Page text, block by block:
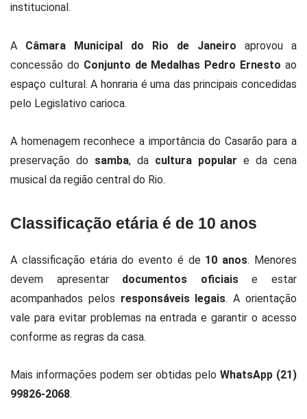
institucional.
A Câmara Municipal do Rio de Janeiro aprovou a
concessão do Conjunto de Medalhas Pedro Ernesto ao
espaço cultural. A honraria é uma das principais concedidas
pelo Legislativo carioca.
A homenagem reconhece a importância do Casarão para a
preservação do samba, da cultura popular e da cena
musical da região central do Rio.
Classificação etária é de 10 anos
A classificação etária do evento é de 10 anos. Menores
devem apresentar documentos oficiaise estar
acompanhados pelos responsáveis legais. A orientação
vale para evitar problemas na entrada e garantir o acesso
conforme as regras da casa.
Mais informações podem ser obtidas pelo WhatsApp (21)
99826-2068.